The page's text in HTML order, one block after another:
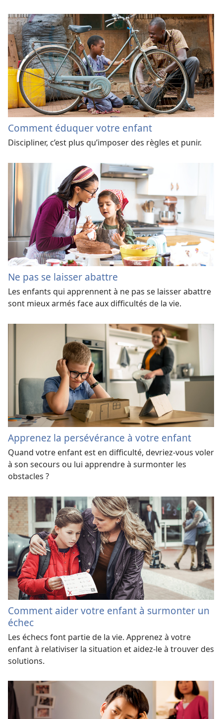
Comment éduquer votre enfant
Discipliner, c’est plus qu’imposer des règles et punir.
Ne pas se laisser abattre
Les enfants qui apprennent à ne pas se laisser abattre
sont mieux armés face aux difficultés de la vie.
Apprenez la persévérance à votre enfant
Quand votre enfant est en difficulté, devriez-vous voler
à son secours ou lui apprendre à surmonter les
obstacles ?
Comment aider votre enfant à surmonter un
échec
Les échecs font partie de la vie. Apprenez à votre
enfant à relativiser la situation et aidez-le à trouver des
solutions.